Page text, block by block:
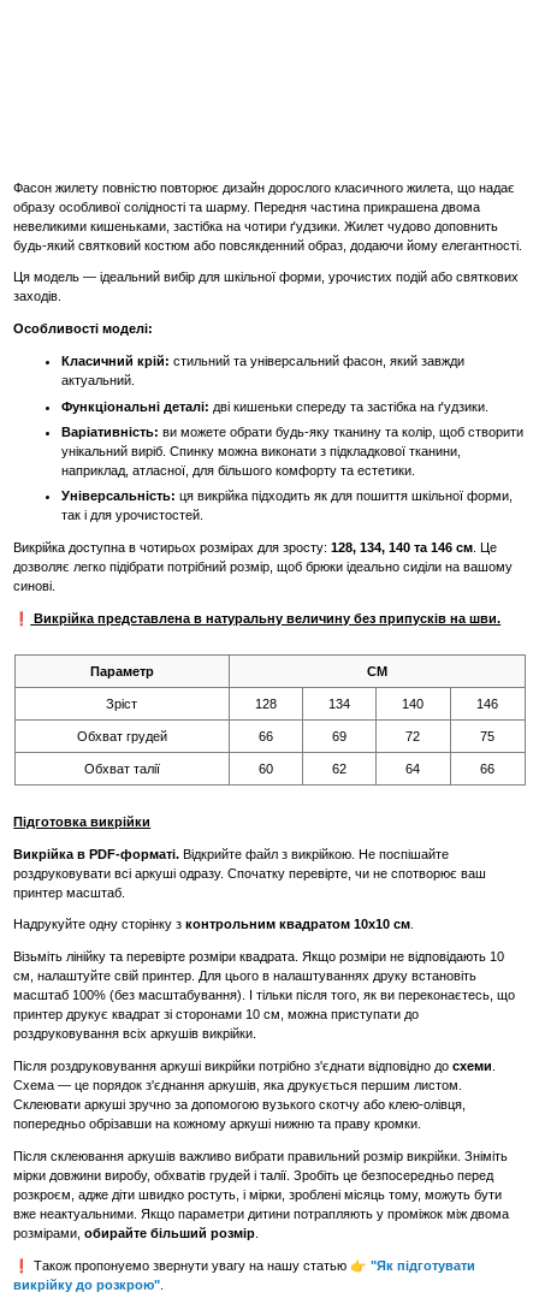
Фасон жилету повністю повторює дизайн дорослого класичного жилета, що надає
образу особливої солідності та шарму. Передня частина прикрашена двома
невеликими кишеньками, застібка на чотири ґудзики. Жилет чудово доповнить
будь-який святковий костюм або повсякденний образ, додаючи йому елегантності.
Ця модель — ідеальний вибір для шкільної форми, урочистих подій або святкових
заходів.
Особливості моделі:
Класичний крій: стильний та універсальний фасон, який завжди
актуальний.
Функціональні деталі: дві кишеньки спереду та застібка на ґудзики.
Варіативність: ви можете обрати будь-яку тканину та колір, щоб створити
унікальний виріб. Спинку можна виконати з підкладкової тканини,
наприклад, атласної, для більшого комфорту та естетики.
Універсальність: ця викрійка підходить як для пошиття шкільної форми,
так і для урочистостей.
Викрійка доступна в чотирьох розмірах для зросту:128, 134, 140 та 146 см . Це
дозволяє легко підібрати потрібний розмір, щоб брюки ідеально сиділи на вашому
синові.
❗ Викрійка представлена в натуральну величину без припусків на шви.
Параметр СМ
Зріст 128 134 140 146
Обхват грудей 66 69 72 75
Обхват талії 60 62 64 66
Підготовка викрійки
Викрійка в PDF-форматі. Відкрийте файл з викрійкою. Не поспішайте
роздруковувати всі аркуші одразу. Спочатку перевірте, чи не спотворює ваш
принтер масштаб.
Надрукуйте одну сторінку зконтрольним квадратом 10х10 см.
Візьміть лінійку та перевірте розміри квадрата. Якщо розміри не відповідають 10
см, налаштуйте свій принтер. Для цього в налаштуваннях друку встановіть
масштаб 100% (без масштабування). І тільки після того, як ви переконаєтесь, що
принтер друкує квадрат зі сторонами 10 см, можна приступати до
роздруковування всіх аркушів викрійки.
Після роздруковування аркуші викрійки потрібно з'єднати відповідно досхеми
Схема — це порядок з'єднання аркушів, яка друкується першим листом.
Склеювати аркуші зручно за допомогою вузького скотчу або клею-олівця,
попередньо обрізавши на кожному аркуші нижню та праву кромки.
Після склеювання аркушів важливо вибрати правильний розмір викрійки. Зніміть
мірки довжини виробу, обхватів грудей і талії. Зробіть це безпосередньо перед
розкроєм, адже діти швидко ростуть, і мірки, зроблені місяць тому, можуть бути
вже неактуальними. Якщо параметри дитини потрапляють у проміжок між двома
розмірами,обирайте більший розмір
❗ Також пропонуемо звернути увагу на нашу статью 👉"Як підготувати
викрійку до розкрою"